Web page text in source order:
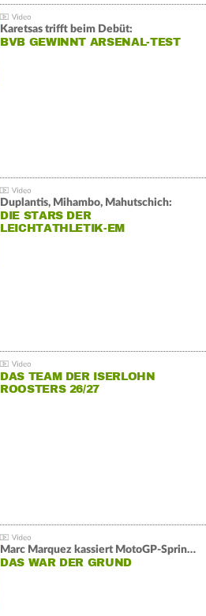
Karetsas trifft beim Debüt:
BVB GEWINNT ARSENAL-TEST
Duplantis, Mihambo, Mahutschich:
DIE STARS DER
LEICHTATHLETIK-EM
DAS TEAM DER ISERLOHN
ROOSTERS 26/27
Marc Marquez kassiert MotoGP-Sprint-Schlappe:
DAS WAR DER GRUND